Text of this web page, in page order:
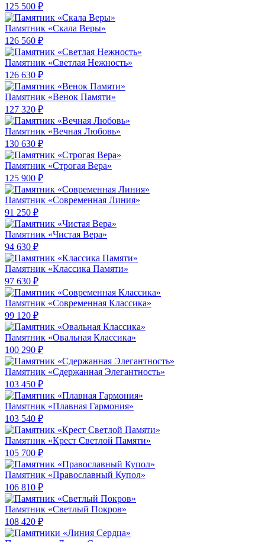
125 500 ₽
Памятник «Скала Веры»
126 560 ₽
Памятник «Светлая Нежность»
126 630 ₽
Памятник «Венок Памяти»
127 320 ₽
Памятник «Вечная Любовь»
130 630 ₽
Памятник «Строгая Вера»
125 900 ₽
Памятник «Современная Линия»
91 250 ₽
Памятник «Чистая Вера»
94 630 ₽
Памятник «Классика Памяти»
97 630 ₽
Памятник «Современная Классика»
99 120 ₽
Памятник «Овальная Классика»
100 290 ₽
Памятник «Сдержанная Элегантность»
103 450 ₽
Памятник «Плавная Гармония»
103 540 ₽
Памятник «Крест Светлой Памяти»
105 700 ₽
Памятник «Православный Купол»
106 810 ₽
Памятник «Светлый Покров»
108 420 ₽